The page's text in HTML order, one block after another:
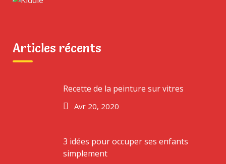
TOP RATED PRODUCTS
The Happy Car
The Twirling Car
The Wonder Car
Articles récents
Recette de la peinture sur vitres
Avr 20, 2020
3 idées pour occuper ses enfants
simplement